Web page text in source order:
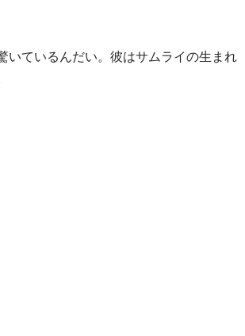
いているんだい。彼はサムライの生まれ